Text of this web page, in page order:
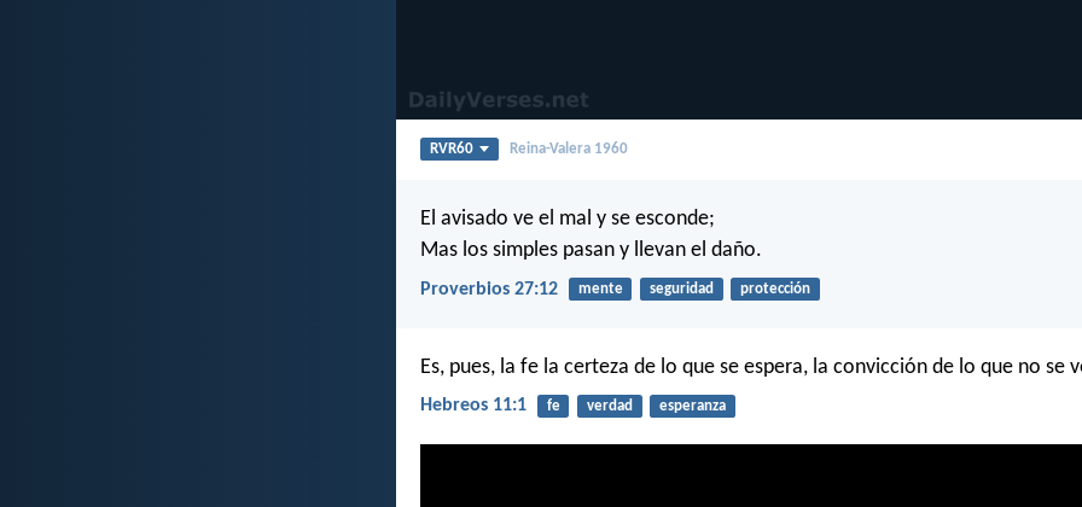
RVR60 Reina-Valera 1960
El avisado ve el mal y se esconde;
Mas los simples pasan y llevan el daño.
Proverbios 27:12 mente seguridad protección
Es, pues, la fe la certeza de lo que se espera, la convicción de lo que no se
Hebreos 11:1 fe verdad esperanza